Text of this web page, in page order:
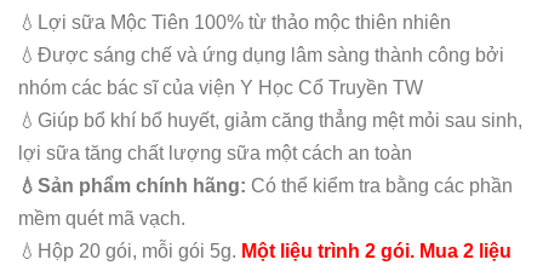
💧Lợi sữa Mộc Tiên 100% từ thảo mộc thiên nhiên
💧Được sáng chế và ứng dụng lâm sàng thành công bởi
nhóm các bác sĩ của viện Y Học Cổ Truyền TW
💧Giúp bổ khí bổ huyết, giảm căng thẳng mệt mỏi sau sinh,
lợi sữa tăng chất lượng sữa một cách an toàn
💧Sản phẩm chính hãng: Có thể kiểm tra bằng các phần
mềm quét mã vạch.
💧Hộp 20 gói, mỗi gói 5g. Một liệu trình 2 gói. Mua 2 liệu